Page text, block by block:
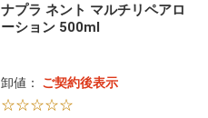
ナプラ ネント マルチリペアロ
ーション 500ml
卸値： ご契約後表示
☆☆☆☆☆